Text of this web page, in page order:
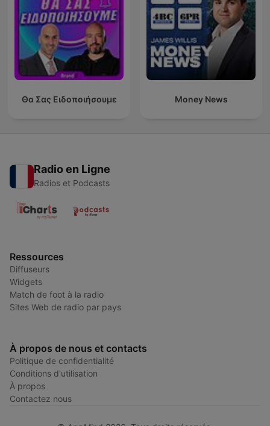
Θα Σας Ειδοποιήσουμε Money News
Radio en Ligne
Radios et Podcasts
Ressources
Diffuseurs
Widgets
Match de foot à la radio
Sites Web de radio par pays
À propos de nous et contacts
Politique de confidentialité
Conditions d'utilisation
À propos
Contactez nous